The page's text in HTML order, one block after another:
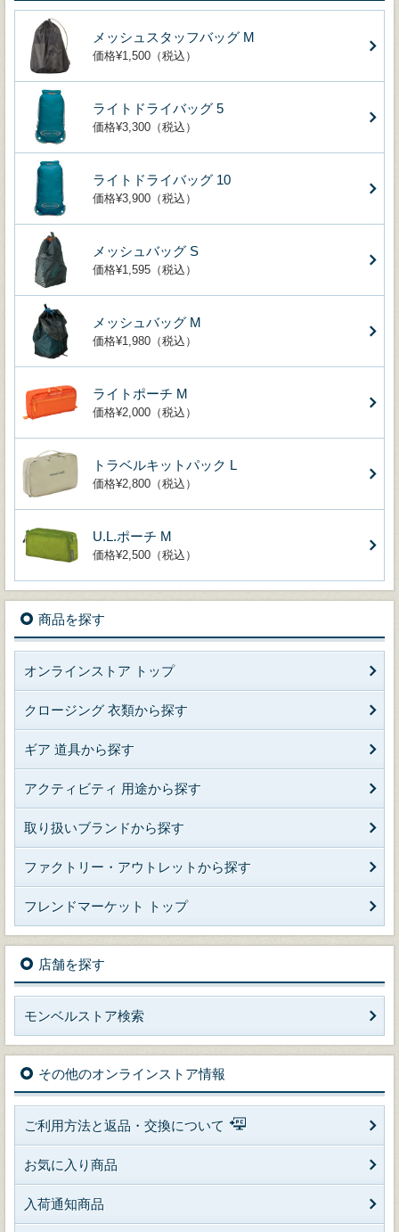
メッシュスタッフバッグ M
価格¥1,500（税込）
ライトドライバッグ 5
価格¥3,300（税込）
ライトドライバッグ 10
価格¥3,900（税込）
メッシュバッグ S
価格¥1,595（税込）
メッシュバッグ M
価格¥1,980（税込）
ライトポーチ M
価格¥2,000（税込）
トラベルキットパック L
価格¥2,800（税込）
U.L.ポーチ M
価格¥2,500（税込）
商品を探す
オンラインストア トップ
クロージング 衣類から探す
ギア 道具から探す
アクティビティ 用途から探す
取り扱いブランドから探す
ファクトリー・アウトレットから探す
フレンドマーケット トップ
店舗を探す
モンベルストア検索
その他のオンラインストア情報
ご利用方法と返品・交換について
お気に入り商品
入荷通知商品